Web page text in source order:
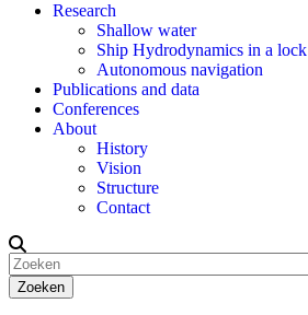
Research
Shallow water
Ship Hydrodynamics in a lock
Autonomous navigation
Publications and data
Conferences
About
History
Vision
Structure
Contact
Zoeken